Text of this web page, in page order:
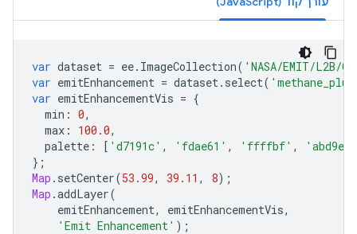
var dataset = ee. ImageCollection( 'NASA/EMIT/L2B/
var emitEnhancement = dataset. select(
var emitEnhancementVis = {
min : 0,
max : 100.0,
palette : [ 'd7191c' , 'fdae61' , 'ffffbf' ,
'abd9e9'
};
Map . setCenter(53.99, 39.11 , 8);
Map .addLayer(
emitEnhancement, emitEnhancementVis,
'Emit Enhancement' );